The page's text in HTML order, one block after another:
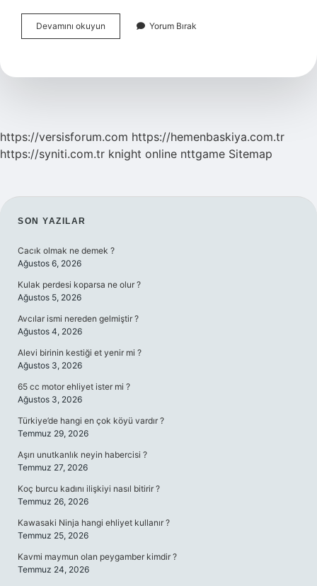
Devamını okuyun
Muhasebat
Yorum Bırak
https://versisforum.com https://hemenbaskiya.com.tr
https://syniti.com.tr knight online nttgame Sitemap
SIDEBAR
SON YAZILAR
Cacık olmak ne demek ?
Ağustos 6, 2026
Kulak perdesi koparsa ne olur ?
Ağustos 5, 2026
Avcılar ismi nereden gelmiştir ?
Ağustos 4, 2026
Alevi birinin kestiği et yenir mi ?
Ağustos 3, 2026
65 cc motor ehliyet ister mi ?
Ağustos 3, 2026
Türkiye’de hangi en çok köyü vardır ?
Temmuz 29, 2026
Aşırı unutkanlık neyin habercisi ?
Temmuz 27, 2026
Koç burcu kadını ilişkiyi nasıl bitirir ?
Temmuz 26, 2026
Kawasaki Ninja hangi ehliyet kullanır ?
Temmuz 25, 2026
Kavmi maymun olan peygamber kimdir ?
Temmuz 24, 2026